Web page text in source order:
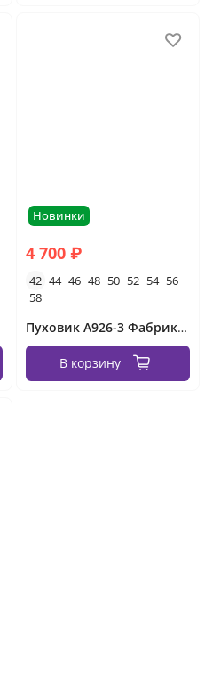
Новинки
4 700 ₽
42 44 46 48 50 52 54 56
58
Пуховик А926-3 Фабрика Моды
В корзину